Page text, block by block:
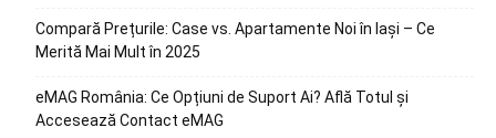
Compară Prețurile: Case vs. Apartamente Noi în Iași – Ce
Merită Mai Mult în 2025
eMAG România: Ce Opțiuni de Suport Ai? Află Totul și
Accesează Contact eMAG